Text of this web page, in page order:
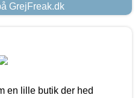
GrejFreak.dk
en lille butik der hed